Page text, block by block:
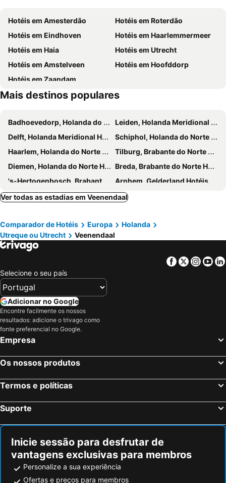
Boutique Hotel Restaurant BAL
Hotel Brasserie Florian
Van der Valk Hotel Tiel
Van der Valk Hotel Leusden - Amersfoort
Kruller - Hotel B&B
Hotel de Sterrenberg - Adults Only
Hotel De Tabaksplant
Human & Horse Hotel
NH Amersfoort
B&B Vita Nova
B&B De Betuwe Asch
Oosterscheldekering
Beemster Polder
Burgers Zoo BV
Oude Gracht
Museu ao Ar Livre
Alem
Amusementspark Tivoli
Infozentrum Keeken
Hotéis em Amesterdão
Hotéis em Roterdão
Hotéis em Eindhoven
Hotéis em Haarlemmermeer
Hotéis em Haia
Hotéis em Utrecht
Hotéis em Amstelveen
Hotéis em Hoofddorp
Hotéis em Zaandam
Mais destinos populares
Badhoevedorp, Holanda do Norte Hotéis
Leiden, Holanda Meridional Hotéis
Delft, Holanda Meridional Hotéis
Schiphol, Holanda do Norte Hotéis
Haarlem, Holanda do Norte Hotéis
Tilburg, Brabante do Norte Hotéis
Diemen, Holanda do Norte Hotéis
Breda, Brabante do Norte Hotéis
's-Hertogenbosch, Brabante do Norte Hotéis
Arnhem, Gelderland Hotéis
Scheveningen, Holanda Meridional Hotéis
Aalsmeer, Holanda do Norte Hotéis
Kaatsheuvel, Brabante do Norte Hotéis
Almere, Flevolândia Hotéis
Zwolle, Overijssel Hotéis
Lijnden, Holanda do Norte Hotéis
Nijmegen, Gelderland Hotéis
Amesterdão, Holanda do Norte Hotéis
Roterdão, Holanda Meridional Hotéis
Eindhoven, Brabante do Norte Hotéis
Haia, Holanda Meridional Hotéis
Amstelveen, Holanda do Norte Hotéis
Zaandam, Holanda do Norte Hotéis
Ver todas as estadias em Veenendaal
Comparador de Hotéis Europa
Holanda
Utreque ou Utrecht
Veenendaal
Facebook
Twitter
Selecione o seu país
Adicionar no Google
Encontre facilmente os nossos
resultados: adicione o trivago como
fonte preferencial no Google.
Empresa
Os nossos produtos
Termos e políticas
Suporte
Inicie sessão para desfrutar de
vantagens exclusivas para membros
Personalize a sua experiência
Ofertas e preços para membros